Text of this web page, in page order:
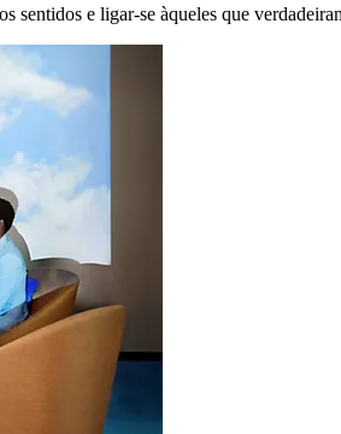
sentidos e ligar-se àqueles que